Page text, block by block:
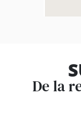
De la